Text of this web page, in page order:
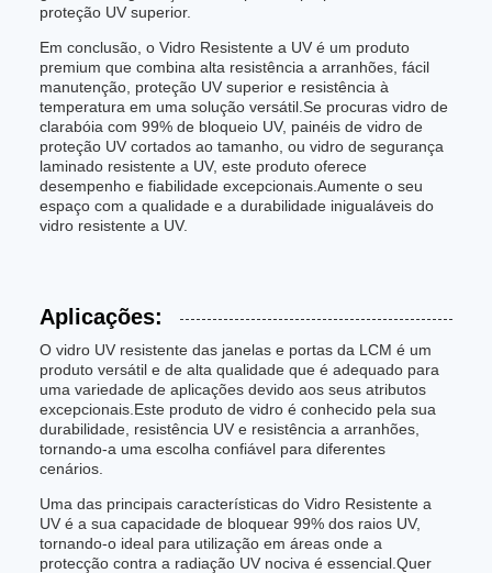
proteção UV superior.
Em conclusão, o Vidro Resistente a UV é um produto
premium que combina alta resistência a arranhões, fácil
manutenção, proteção UV superior e resistência à
temperatura em uma solução versátil.Se procuras vidro de
clarabóia com 99% de bloqueio UV, painéis de vidro de
proteção UV cortados ao tamanho, ou vidro de segurança
laminado resistente a UV, este produto oferece
desempenho e fiabilidade excepcionais.Aumente o seu
espaço com a qualidade e a durabilidade inigualáveis do
vidro resistente a UV.
Aplicações:
O vidro UV resistente das janelas e portas da LCM é um
produto versátil e de alta qualidade que é adequado para
uma variedade de aplicações devido aos seus atributos
excepcionais.Este produto de vidro é conhecido pela sua
durabilidade, resistência UV e resistência a arranhões,
tornando-a uma escolha confiável para diferentes
cenários.
Uma das principais características do Vidro Resistente a
UV é a sua capacidade de bloquear 99% dos raios UV,
tornando-o ideal para utilização em áreas onde a
protecção contra a radiação UV nociva é essencial.Quer